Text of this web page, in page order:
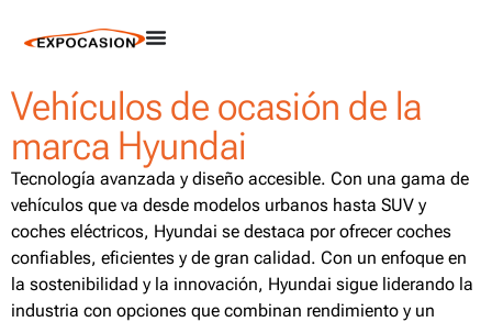
Vehículos de ocasión de la
marca Hyundai
Tecnología avanzada y diseño accesible. Con una gama de
vehículos que va desde modelos urbanos hasta SUV y
coches eléctricos, Hyundai se destaca por ofrecer coches
confiables, eficientes y de gran calidad. Con un enfoque en
la sostenibilidad y la innovación, Hyundai sigue liderando la
industria con opciones que combinan rendimiento y un